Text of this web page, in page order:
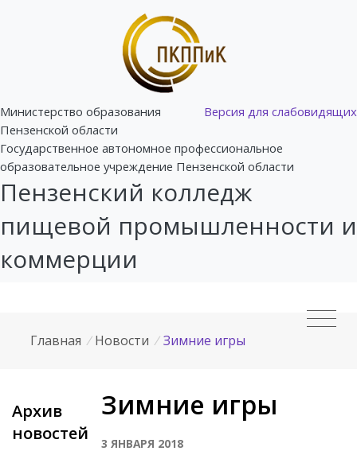
Версия для слабовидящих
Министерство образования
Пензенской области
Государственное автономное профессиональное
образовательное учреждение Пензенской области
Пензенский колледж
пищевой промышленности и
коммерции
Главная / Новости / Зимние игры
Архив
новостей
Зимние игры
3 ЯНВАРЯ 2018